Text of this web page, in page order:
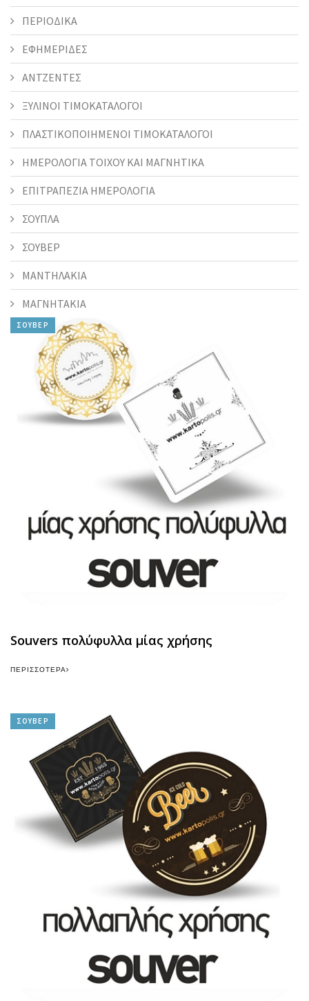
ΠΕΡΙΟΔΙΚΑ
ΕΦΗΜΕΡΙΔΕΣ
ΑΝΤΖΕΝΤΕΣ
ΞΥΛΙΝΟΙ ΤΙΜΟΚΑΤΑΛΟΓΟΙ
ΠΛΑΣΤΙΚΟΠΟΙΗΜΕΝΟΙ ΤΙΜΟΚΑΤΑΛΟΓΟΙ
ΗΜΕΡΟΛΟΓΙΑ ΤΟΙΧΟΥ ΚΑΙ ΜΑΓΝΗΤΙΚΑ
ΕΠΙΤΡΑΠΕΖΙΑ ΗΜΕΡΟΛΟΓΙΑ
ΣΟΥΠΛΑ
ΣΟΥΒΕΡ
ΜΑΝΤΗΛΑΚΙΑ
ΜΑΓΝΗΤΑΚΙΑ
ΣΟΥΒΕΡ
Souvers πολύφυλλα μίας χρήσης
ΠΕΡΙΣΣΌΤΕΡΑ
ΣΟΥΒΕΡ